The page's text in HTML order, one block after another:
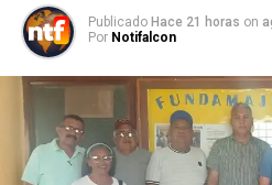
Publicado Hace 21 horas on
Por Notifalcon